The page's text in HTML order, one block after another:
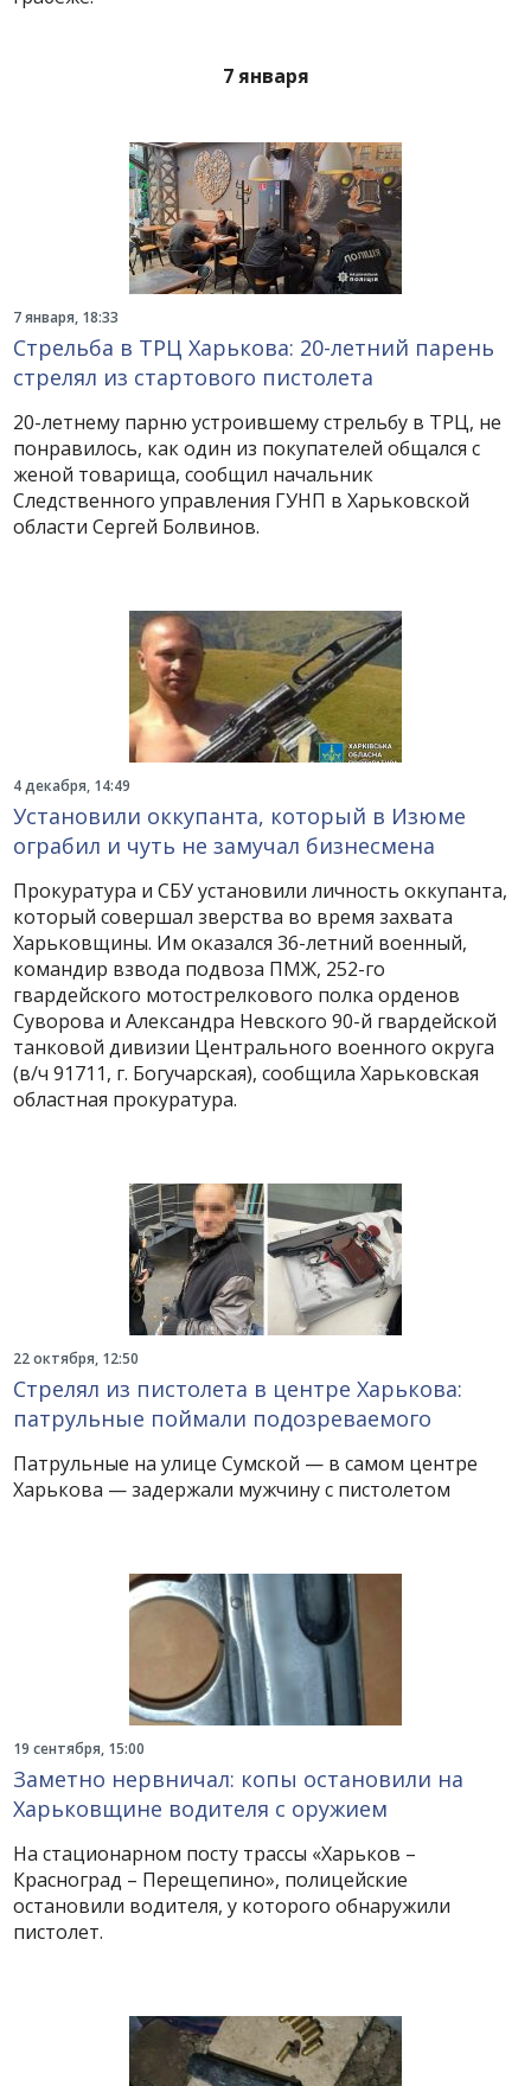
7 января
7 января, 18:33
Стрельба в ТРЦ Харькова: 20-летний парень
стрелял из стартового пистолета
20-летнему парню устроившему стрельбу в ТРЦ, не
понравилось, как один из покупателей общался с
женой товарища, сообщил начальник
Следственного управления ГУНП в Харьковской
области Сергей Болвинов.
4 декабря, 14:49
Установили оккупанта, который в Изюме
ограбил и чуть не замучал бизнесмена
Прокуратура и СБУ установили личность оккупанта,
который совершал зверства во время захвата
Харьковщины. Им оказался 36-летний военный,
командир взвода подвоза ПМЖ, 252-го
гвардейского мотострелкового полка орденов
Суворова и Александра Невского 90-й гвардейской
танковой дивизии Центрального военного округа
(в/ч 91711, г. Богучарская), сообщила Харьковская
областная прокуратура.
22 октября, 12:50
Стрелял из пистолета в центре Харькова:
патрульные поймали подозреваемого
Патрульные на улице Сумской — в самом центре
Харькова — задержали мужчину с пистолетом
19 сентября, 15:00
Заметно нервничал: копы остановили на
Харьковщине водителя с оружием
На стационарном посту трассы «Харьков –
Красноград – Перещепино», полицейские
остановили водителя, у которого обнаружили
пистолет.